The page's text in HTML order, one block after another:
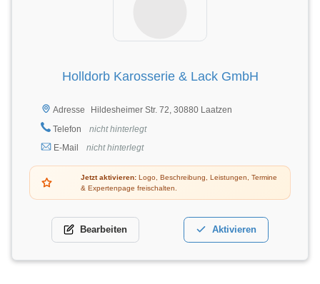
Holldorb Karosserie & Lack GmbH
Adresse
Hildesheimer Str. 72, 30880 Laatzen
Telefon
nicht hinterlegt
E-Mail
nicht hinterlegt
Jetzt aktivieren: Logo, Beschreibung, Leistungen, Termine
& Expertenpage freischalten.
Bearbeiten Aktivieren